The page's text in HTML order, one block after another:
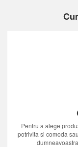
Pentru a alege
potrivita si comoda